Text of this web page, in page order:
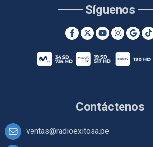
Contáctenos
ventas@radioexitosa.pe
Síguenos